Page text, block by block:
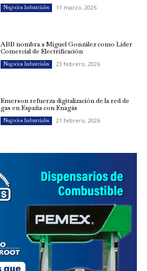
Negocios Industriales 11 marzo, 2026
ABB nombra a Miguel González como Líder
Comercial de Electrificación
Negocios Industriales 23 febrero, 2026
Emerson refuerza digitalización de la red de
gas en España con Enagás
Negocios Industriales 21 febrero, 2026